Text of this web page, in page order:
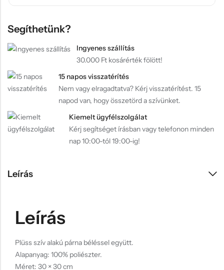
Segíthetünk?
Ingyenes szállítás
30.000 Ft kosárérték fölött!
15 napos visszatérítés
Nem vagy elragadtatva? Kérj visszatérítést. 15
napod van, hogy összetörd a szívünket.
Kiemelt ügyfélszolgálat
Kérj segítséget írásban vagy telefonon minden
nap 10:00-tól 19:00-ig!
Leírás
Leírás
Plüss szív alakú párna béléssel együtt.
Alapanyag: 100% poliészter.
Méret: 30 × 30 cm